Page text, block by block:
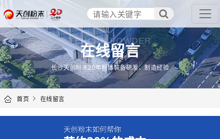
在线留言
TENCAN POWDER
长沙天创粉末20年粉体装备研发、制造经验
首页 在线留言